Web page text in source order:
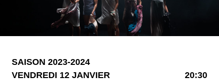
SAISON 2023-2024
VENDREDI 12 JANVIER
20:30